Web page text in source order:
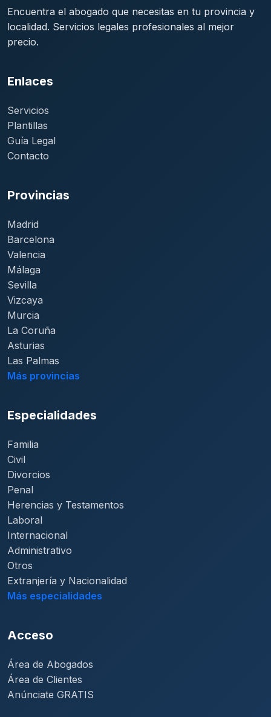
Encuentra el abogado que necesitas en tu provincia y
localidad. Servicios legales profesionales al mejor
precio.
Enlaces
Servicios
Plantillas
Guía Legal
Contacto
Provincias
Madrid
Barcelona
Valencia
Málaga
Sevilla
Vizcaya
Murcia
La Coruña
Asturias
Las Palmas
Más provincias
Especialidades
Familia
Civil
Divorcios
Penal
Herencias y Testamentos
Laboral
Internacional
Administrativo
Otros
Extranjería y Nacionalidad
Más especialidades
Acceso
Área de Abogados
Área de Clientes
Anúnciate GRATIS